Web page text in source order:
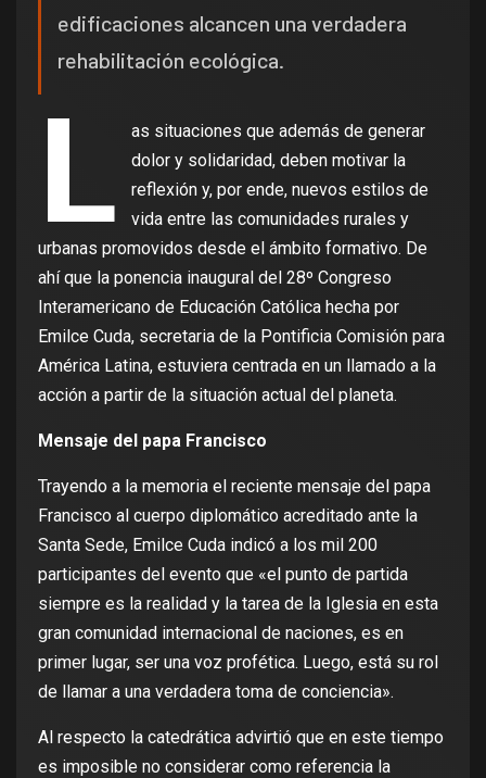
edificaciones alcancen una verdadera
rehabilitación ecológica.
L
as situaciones que además de generar
dolor y solidaridad, deben motivar la
reflexión y, por ende, nuevos estilos de
vida entre las comunidades rurales y
urbanas promovidos desde el ámbito formativo. De
ahí que la ponencia inaugural del 28º Congreso
Interamericano de Educación Católica hecha por
Emilce Cuda, secretaria de la Pontificia Comisión para
América Latina, estuviera centrada en un llamado a la
acción a partir de la situación actual del planeta.
Mensaje del papa Francisco
Trayendo a la memoria el reciente mensaje del papa
Francisco al cuerpo diplomático acreditado ante la
Santa Sede, Emilce Cuda indicó a los mil 200
participantes del evento que «el punto de partida
siempre es la realidad y la tarea de la Iglesia en esta
gran comunidad internacional de naciones, es en
primer lugar, ser una voz profética. Luego, está su rol
de llamar a una verdadera toma de conciencia».
Al respecto la catedrática advirtió que en este tiempo
es imposible no considerar como referencia la